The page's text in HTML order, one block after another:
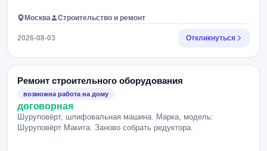
Москва Строительство и ремонт
2026-08-03 Откликнуться
Ремонт строительного оборудования
возможна работа на дому
договорная
Шуруповёрт, шлифовальная машина. Марка, модель:
Шуруповёрт Макита. Заново собрать редуктора.